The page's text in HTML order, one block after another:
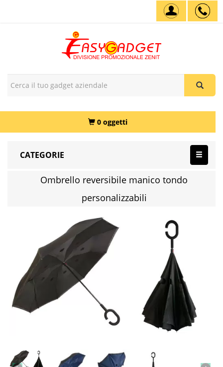
0 oggetti
CATEGORIE
Ombrello reversibile manico tondo
personalizzabili